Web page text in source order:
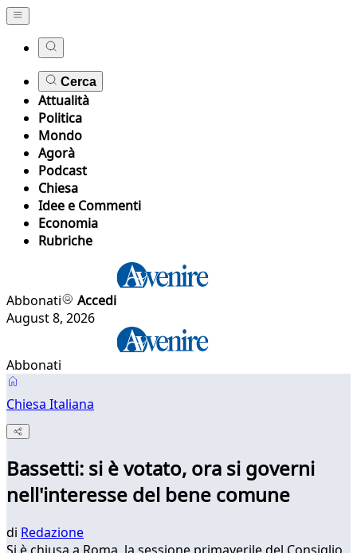
Cerca
Attualità
Politica
Mondo
Agorà
Podcast
Chiesa
Idee e Commenti
Economia
Rubriche
Abbonati
Accedi
August 8, 2026
Abbonati
Chiesa Italiana
Bassetti: si è votato, ora si governi
nell'interesse del bene comune
di Redazione